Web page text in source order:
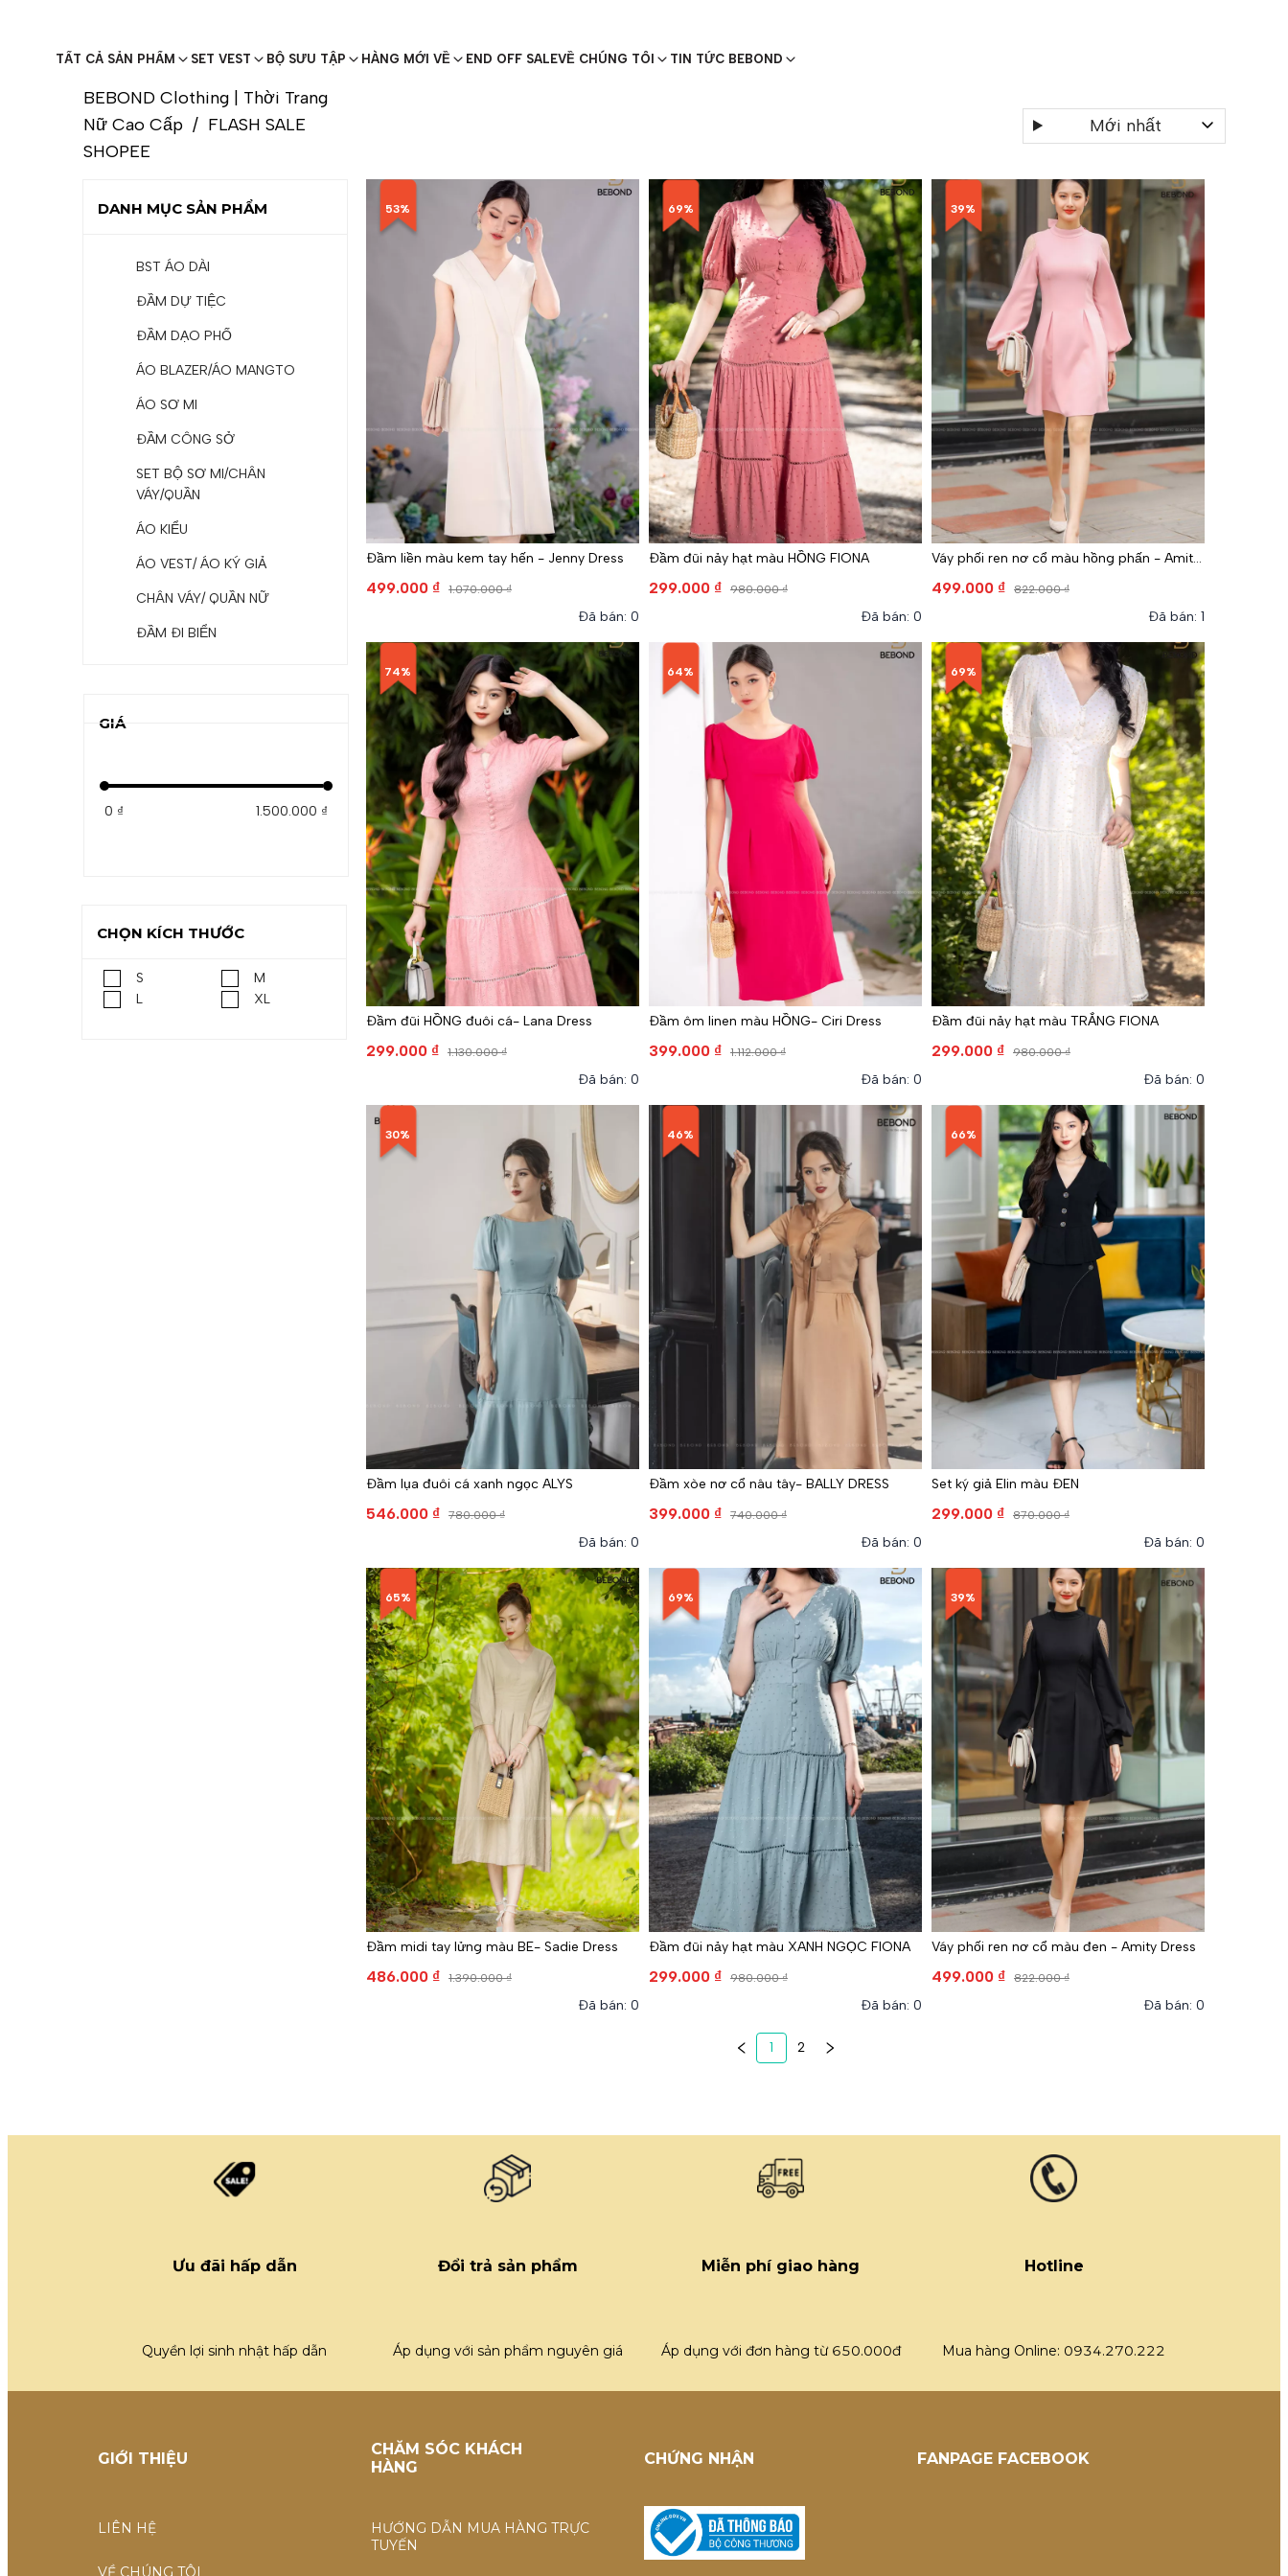
TẤT CẢ SẢN PHẨM SET VEST BỘ SƯU TẬP HÀNG MỚI VỀ END OFF SALEVỀ CHÚNG TÔI TIN TỨC BEBOND
DANH MỤC SẢN PHẨM
BST ÁO DÀI
ĐẦM DỰ TIỆC
ĐẦM DẠO PHỐ
ÁO BLAZER/ÁO MANGTO
ÁO SƠ MI
ĐẦM CÔNG SỞ
SET BỘ SƠ MI/CHÂN
VÁY/QUẦN
ÁO KIỂU
ÁO VEST/ ÁO KÝ GIẢ
CHÂN VÁY/ QUẦN NỮ
ĐẦM ĐI BIỂN
GIÁ
0 ₫ 1.500.000 ₫
CHỌN KÍCH THƯỚC
S
M
L
XL
53%
Đầm liền màu kem tay hến - Jenny Dress
499.000 ₫ 1.070.000 ₫
Đã bán: 0
69%
Đầm đũi nảy hạt màu HỒNG FIONA
299.000 ₫ 980.000 ₫
Đã bán: 0
39%
Váy phối ren nơ cổ màu hồng phấn - Amity
Dress
499.000 ₫ 822.000 ₫
Đã bán: 1
74%
Đầm đũi HỒNG đuôi cá- Lana Dress
299.000 ₫ 1.130.000 ₫
Đã bán: 0
64%
Đầm ôm linen màu HỒNG- Ciri Dress
399.000 ₫ 1.112.000 ₫
Đã bán: 0
69%
Đầm đũi nảy hạt màu TRẮNG FIONA
299.000 ₫ 980.000 ₫
Đã bán: 0
30%
Đầm lụa đuôi cá xanh ngọc ALYS
546.000 ₫ 780.000 ₫
Đã bán: 0
46%
Đầm xòe nơ cổ nâu tây- BALLY DRESS
399.000 ₫ 740.000 ₫
Đã bán: 0
66%
Set ký giả Elin màu ĐEN
299.000 ₫ 870.000 ₫
Đã bán: 0
65%
Đầm midi tay lửng màu BE- Sadie Dress
486.000 ₫ 1.390.000 ₫
Đã bán: 0
69%
Đầm đũi nảy hạt màu XANH NGỌC FIONA
299.000 ₫ 980.000 ₫
Đã bán: 0
39%
Váy phối ren nơ cổ màu đen - Amity Dress
499.000 ₫ 822.000 ₫
Đã bán: 0
1 2
BEBOND Clothing | Thời Trang
Nữ Cao Cấp / FLASH SALE
SHOPEE
Mới nhất
Ưu đãi hấp dẫn
Quyền lợi sinh nhật hấp dẫn
Đổi trả sản phẩm
Áp dụng với sản phẩm nguyên giá
Miễn phí giao hàng
Áp dụng với đơn hàng từ 650.000đ
Hotline
Mua hàng Online: 0934.270.222
CHỨNG NHẬN
CHĂM SÓC KHÁCH
HÀNG
FANPAGE FACEBOOK
GIỚI THIỆU
HƯỚNG DẪN MUA HÀNG TRỰC
TUYẾN
LIÊN HỆ
VỀ CHÚNG TÔI